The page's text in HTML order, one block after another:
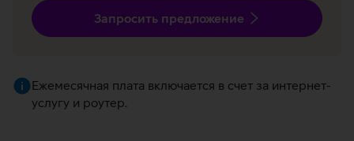
Запросить предложение
Ежемесячная плата включается в счет за интернет-
услугу и роутер.